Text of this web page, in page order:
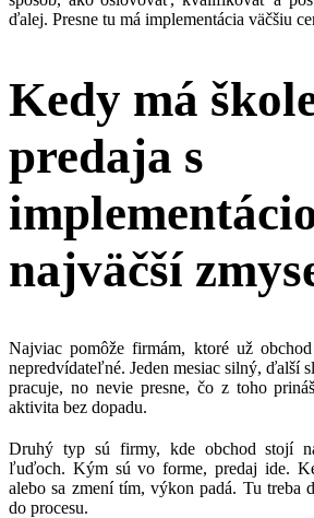
ďalej. Presne tu má implementácia väčšiu
Kedy má
predaja s
najväčší
Najviac pomôže firmám, ktoré už
nepredvídateľné. Jeden mesiac silný, ďalší
pracuje, no nevie presne, čo z toho
aktivita bez dopadu.
Druhý typ sú firmy, kde obchod stojí
ľuďoch. Kým sú vo forme, predaj ide.
alebo sa zmení tím, výkon padá. Tu treba
do procesu.